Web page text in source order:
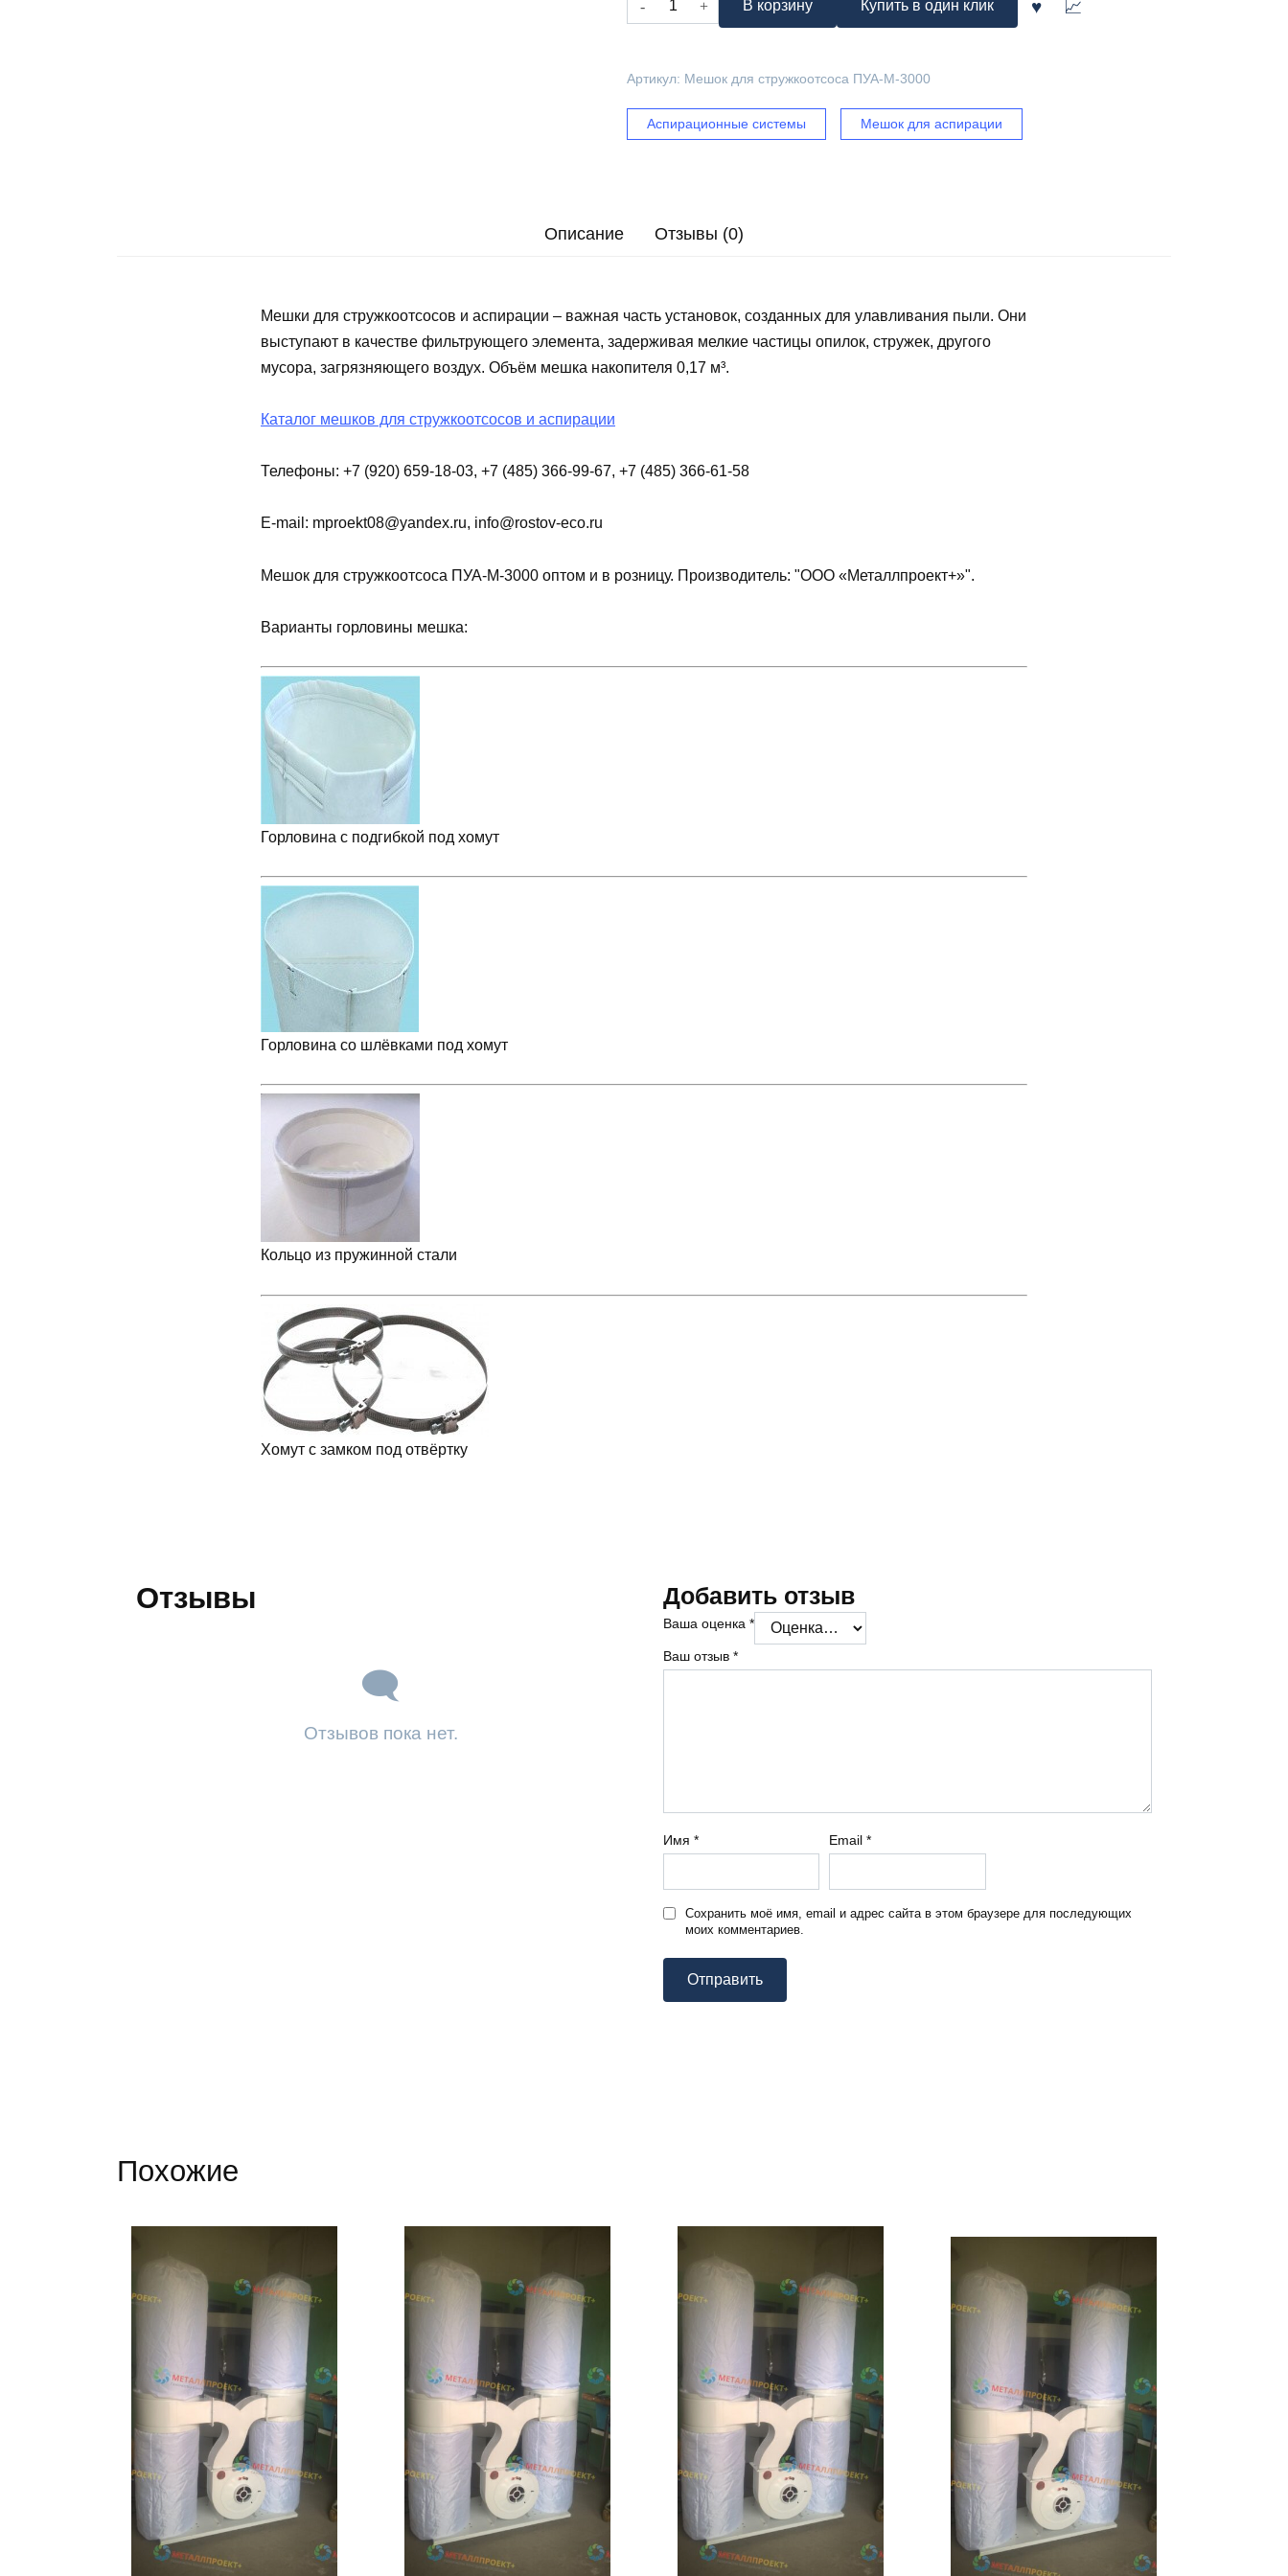
товара
стружкоотсоса
ПУА-
М-3000
В корзину Купить в один клик
Артикул: Мешок для стружкоотсоса ПУА-М-3000
Аспирационные системы Мешок для аспирации
Описание Отзывы (0)
Мешки для стружкоотсосов и аспирации – важная часть установок, созданных для улавливания пыли. Они
выступают в качестве фильтрующего элемента, задерживая мелкие частицы опилок, стружек, другого
мусора, загрязняющего воздух. Объём мешка накопителя 0,17 м³.
Каталог мешков для стружкоотсосов и аспирации
Телефоны: +7 (920) 659-18-03, +7 (485) 366-99-67, +7 (485) 366-61-58
E-mail: mproekt08@yandex.ru, info@rostov-eco.ru
Мешок для стружкоотсоса ПУА-М-3000 оптом и в розницу. Производитель: "ООО «Металлпроект+»".
Варианты горловины мешка:
Горловина с подгибкой под хомут
Горловина со шлёвками под хомут
Кольцо из пружинной стали
Хомут с замком под отвёртку
Отзывы
Отзывов пока нет.
Добавить отзыв
Ваша оценка *
Ваш отзыв *
Имя * Email*
Сохранить моё имя, email и адрес сайта в этом браузере для последующих
моих комментариев.
Похожие